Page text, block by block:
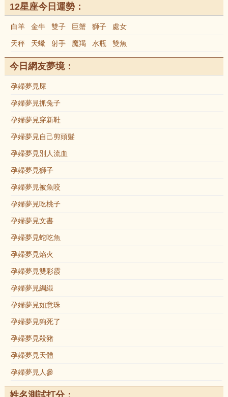
12星座今日運勢：
白羊 金牛 雙子 巨蟹 獅子 處女
天秤 天蠍 射手 魔羯 水瓶 雙魚
今日網友夢境：
孕婦夢見屎
孕婦夢見抓兔子
孕婦夢見穿新鞋
孕婦夢見自己剪頭髮
孕婦夢見別人流血
孕婦夢見獅子
孕婦夢見被魚咬
孕婦夢見吃桃子
孕婦夢見文書
孕婦夢見蛇吃魚
孕婦夢見焰火
孕婦夢見雙彩霞
孕婦夢見綢緞
孕婦夢見如意珠
孕婦夢見狗死了
孕婦夢見殺豬
孕婦夢見天體
孕婦夢見人參
姓名測試打分：